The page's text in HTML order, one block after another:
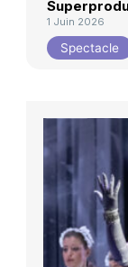
1 Juin 2026
Spectacle